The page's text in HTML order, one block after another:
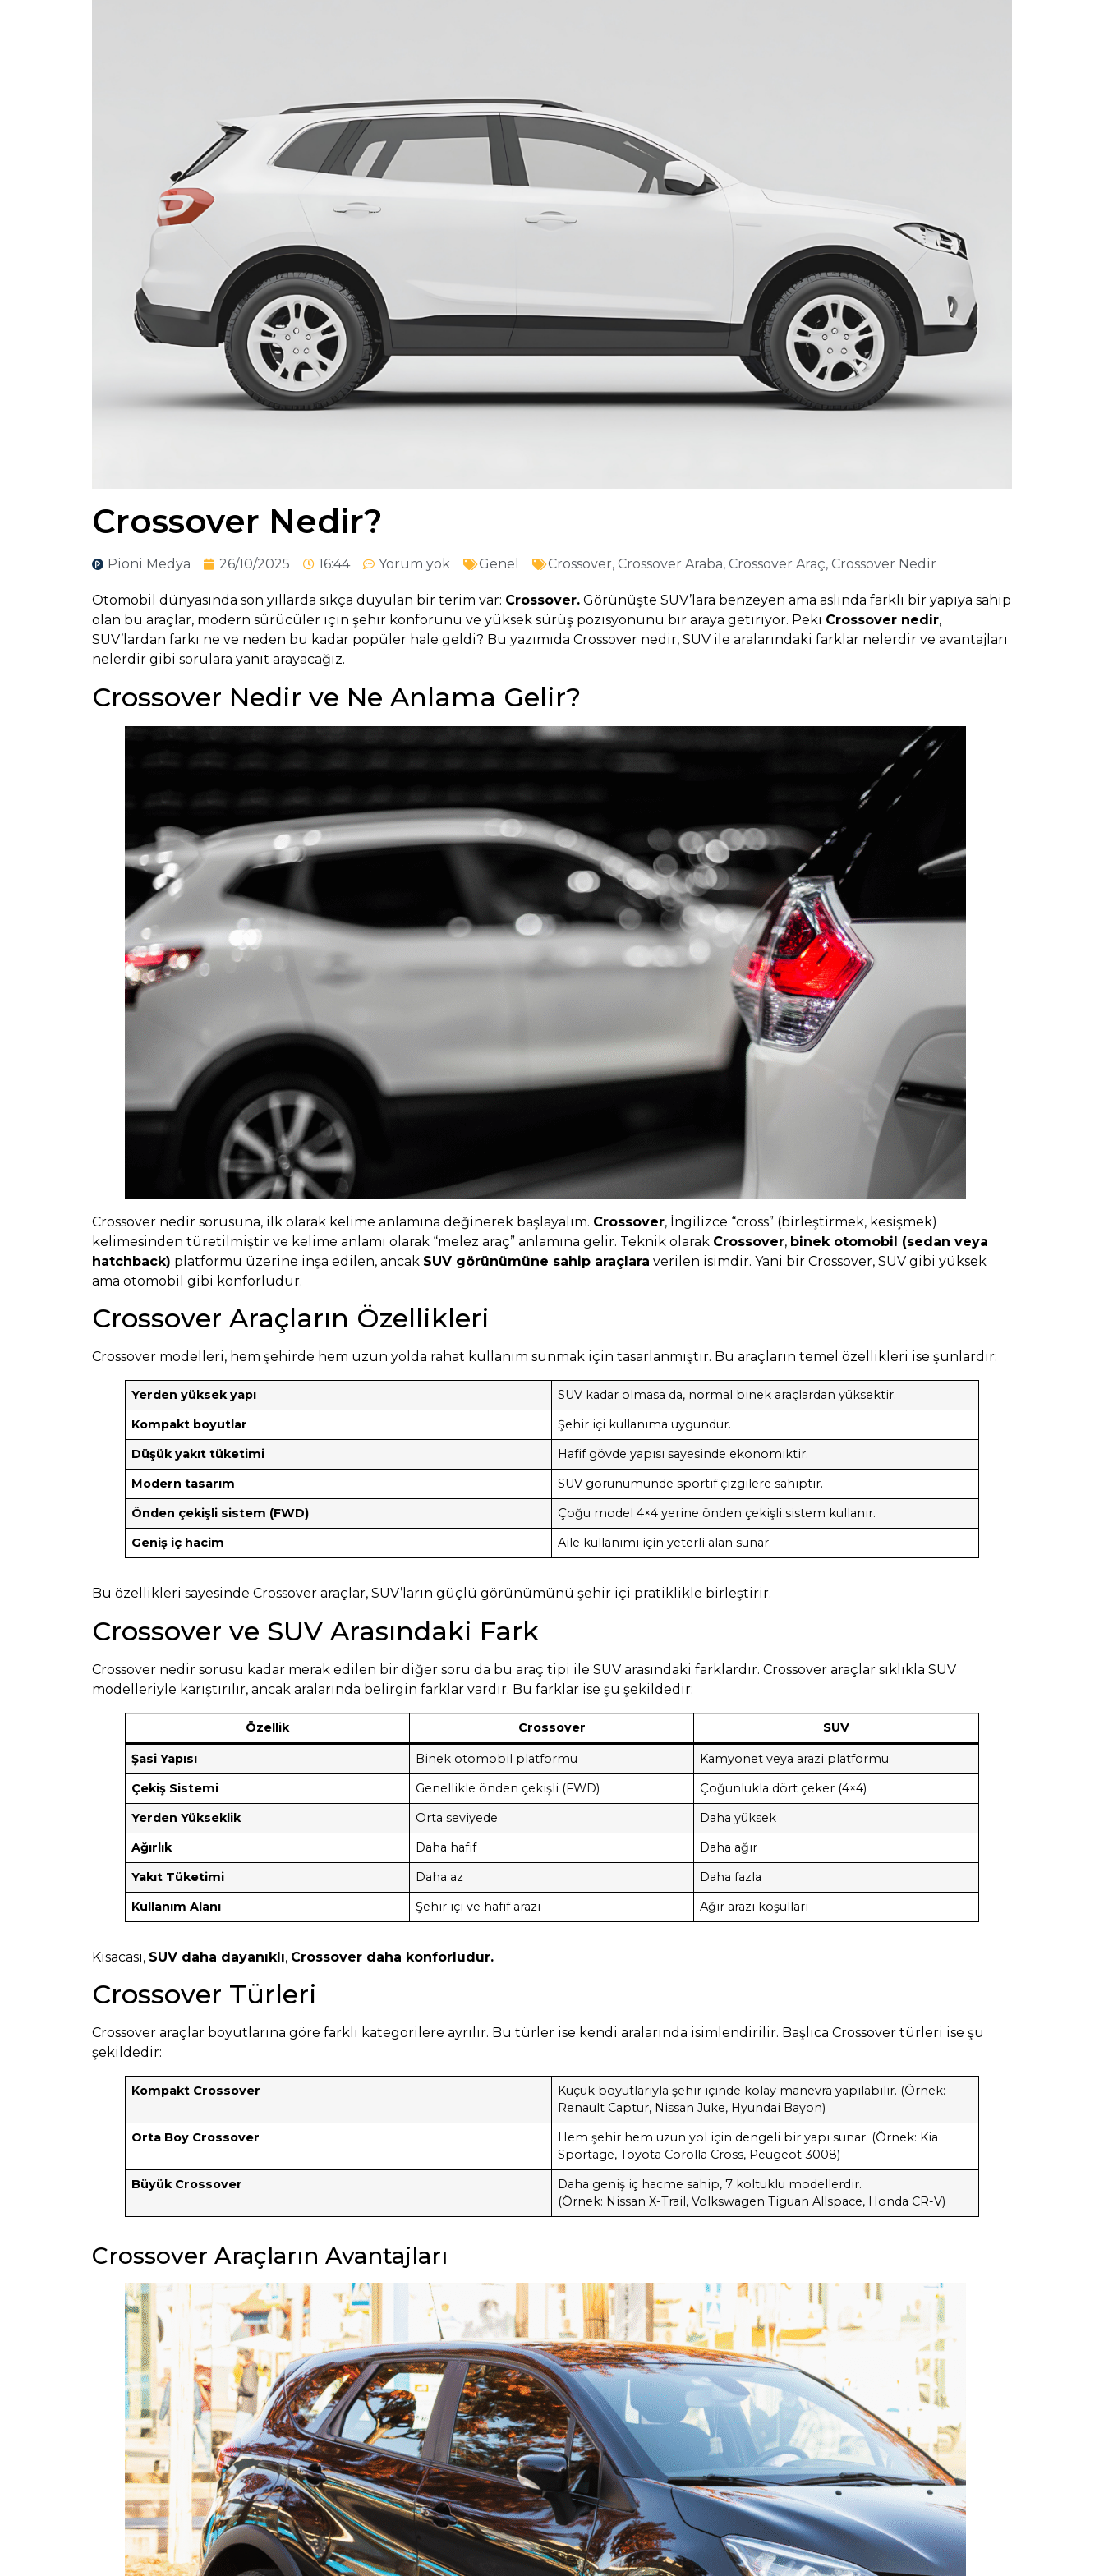
Crossover Nedir?
Pioni Medya 26/10/2025 16:44 Yorum yok Genel Crossover, Crossover Araba, Crossover Araç, Crossover Nedir
Otomobil dünyasında son yıllarda sıkça duyulan bir terim var: Crossover. Görünüşte SUV’lara benzeyen ama aslında farklı bir yapıya sahip
olan bu araçlar, modern sürücüler için şehir konforunu ve yüksek sürüş pozisyonunu bir araya getiriyor. Peki Crossover nedir,
SUV’lardan farkı ne ve neden bu kadar popüler hale geldi? Bu yazımıda Crossover nedir, SUV ile aralarındaki farklar nelerdir ve avantajları
nelerdir gibi sorulara yanıt arayacağız.
Crossover Nedir ve Ne Anlama Gelir?
Crossover nedir sorusuna, ilk olarak kelime anlamına değinerek başlayalım. Crossover, İngilizce “cross” (birleştirmek, kesişmek)
kelimesinden türetilmiştir ve kelime anlamı olarak “melez araç” anlamına gelir. Teknik olarak Crossover, binek otomobil (sedan veya
hatchback) platformu üzerine inşa edilen, ancak SUV görünümüne sahip araçlara verilen isimdir. Yani bir Crossover, SUV gibi yüksek
ama otomobil gibi konforludur.
Crossover Araçların Özellikleri
Crossover modelleri, hem şehirde hem uzun yolda rahat kullanım sunmak için tasarlanmıştır. Bu araçların temel özellikleri ise şunlardır:
Yerden yüksek yapı
SUV kadar olmasa da, normal binek araçlardan yüksektir.
Kompakt boyutlar
Şehir içi kullanıma uygundur.
Düşük yakıt tüketimi
Hafif gövde yapısı sayesinde ekonomiktir.
Modern tasarım
SUV görünümünde sportif çizgilere sahiptir.
Önden çekişli sistem (FWD)
Çoğu model 4×4 yerine önden çekişli sistem kullanır.
Geniş iç hacim
Aile kullanımı için yeterli alan sunar.
Bu özellikleri sayesinde Crossover araçlar, SUV’ların güçlü görünümünü şehir içi pratiklikle birleştirir.
Crossover ve SUV Arasındaki Fark
Crossover nedir sorusu kadar merak edilen bir diğer soru da bu araç tipi ile SUV arasındaki farklardır. Crossover araçlar sıklıkla SUV
modelleriyle karıştırılır, ancak aralarında belirgin farklar vardır. Bu farklar ise şu şekildedir:
Özellik Crossover SUV
Şasi Yapısı Binek otomobil platformu
Kamyonet veya arazi platformu
Çekiş Sistemi
Genellikle önden çekişli (FWD)
Çoğunlukla dört çeker (4×4)
Yerden Yükseklik
Orta seviyede
Daha yüksek
Ağırlık
Daha hafif
Daha ağır
Yakıt Tüketimi
Daha az
Daha fazla
Kullanım Alanı
Şehir içi ve hafif arazi Ağır arazi koşulları
Kısacası, SUV daha dayanıklı, Crossover daha konforludur.
Crossover Türleri
Crossover araçlar boyutlarına göre farklı kategorilere ayrılır. Bu türler ise kendi aralarında isimlendirilir. Başlıca Crossover türleri ise şu
şekildedir:
Kompakt Crossover
Küçük boyutlarıyla şehir içinde kolay manevra yapılabilir. (Örnek:
Renault Captur, Nissan Juke, Hyundai Bayon)
Orta Boy Crossover
Hem şehir hem uzun yol için dengeli bir yapı sunar. (Örnek: Kia
Sportage, Toyota Corolla Cross, Peugeot 3008)
Büyük Crossover
Daha geniş iç hacme sahip, 7 koltuklu modellerdir.
(Örnek: Nissan X-Trail, Volkswagen Tiguan Allspace, Honda CR-V)
Crossover Araçların Avantajları